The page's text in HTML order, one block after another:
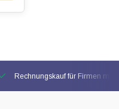
Rechnungskauf für Firmen